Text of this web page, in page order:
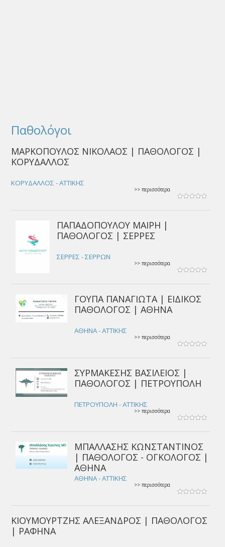
Παθολόγοι
ΜΑΡΚΟΠΟΥΛΟΣ ΝΙΚΟΛΑΟΣ | ΠΑΘΟΛΟΓΟΣ |
ΚΟΡΥΔΑΛΛΟΣ
ΚΟΡΥΔΑΛΛΟΣ - ΑΤΤΙΚΗΣ
>> περισσότερα
ΠΑΠΑΔΟΠΟΥΛΟΥ ΜΑΙΡΗ |
ΠΑΘΟΛΟΓΟΣ | ΣΕΡΡΕΣ
ΣΕΡΡΕΣ - ΣΕΡΡΩΝ
>> περισσότερα
ΓΟΥΠΑ ΠΑΝΑΓΙΩΤΑ | ΕΙΔΙΚΟΣ
ΠΑΘΟΛΟΓΟΣ | ΑΘΗΝΑ
ΑΘΗΝΑ - ΑΤΤΙΚΗΣ
>> περισσότερα
ΣΥΡΜΑΚΕΣΗΣ ΒΑΣΙΛΕΙΟΣ |
ΠΑΘΟΛΟΓΟΣ | ΠΕΤΡΟΥΠΟΛΗ
ΠΕΤΡΟΥΠΟΛΗ - ΑΤΤΙΚΗΣ
>> περισσότερα
ΜΠΑΛΛΑΣΗΣ ΚΩΝΣΤΑΝΤΙΝΟΣ
| ΠΑΘΟΛΟΓΟΣ - ΟΓΚΟΛΟΓΟΣ |
ΑΘΗΝΑ
ΑΘΗΝΑ - ΑΤΤΙΚΗΣ
>> περισσότερα
ΚΙΟΥΜΟΥΡΤΖΗΣ ΑΛΕΞΑΝΔΡΟΣ | ΠΑΘΟΛΟΓΟΣ
| ΡΑΦΗΝΑ